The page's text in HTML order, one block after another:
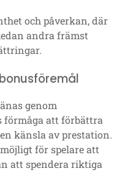
och påverkan, där
andra främst
genom
förmåga att förbättra
känsla av prestation.
för spelare att
att spendera riktiga